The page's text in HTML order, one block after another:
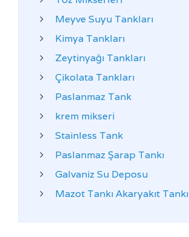
Meyve Suyu Tankları
Kimya Tankları
Zeytinyağı Tankları
Çikolata Tankları
Paslanmaz Tank
krem mikseri
Stainless Tank
Paslanmaz Şarap Tankı
Galvaniz Su Deposu
Mazot Tankı Akaryakıt Tankı